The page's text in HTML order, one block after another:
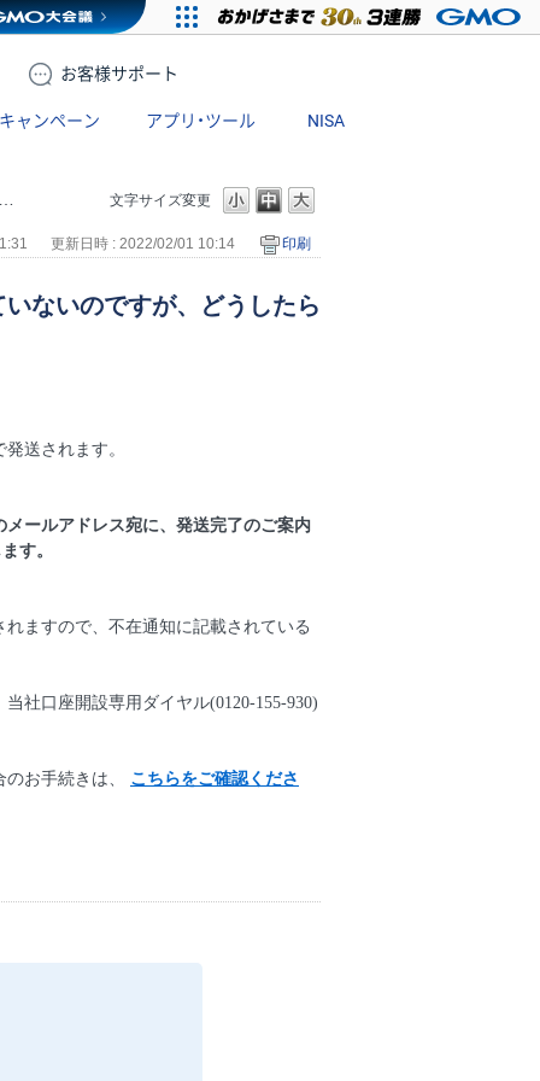
お客様サポート
キャンペーン アプリ・ツール NISA
文字サイズ変更
更新日時 : 2022/02/01 10:14 印刷
ないのですが、どうしたら
発送されます。
ールアドレス宛に、発送完了のご案内
す。
ますので、不在通知に記載されている
社口座開設専用ダイヤル(0120-155-930)
お手続きは、
こちらをご確認くださ